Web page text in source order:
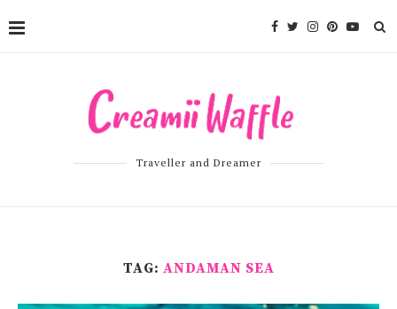
Traveller and Dreamer
TAG: ANDAMAN SEA